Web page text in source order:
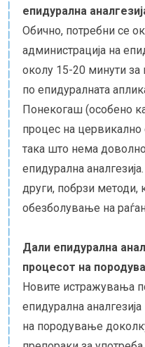
епидурална
Обично, потребни се
администрација на
околу 15-20 минути
по епидуралната
Понекогаш (особено
процес на
така што нема
епидурална
други, побрзи методи,
обезболување на
Дали епидурална
процесот на
Новите истражувања
епидурална
на породување